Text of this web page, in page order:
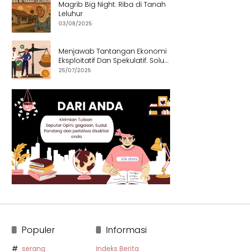
Magrib Big Night: Riba di Tanah
Leluhur
03/08/2025
Menjawab Tantangan Ekonomi
Eksploitatif Dan Spekulatif: Solusi
Etis dan Berkeadilan
25/07/2025
Populer
serang
Informasi
Indeks Berita